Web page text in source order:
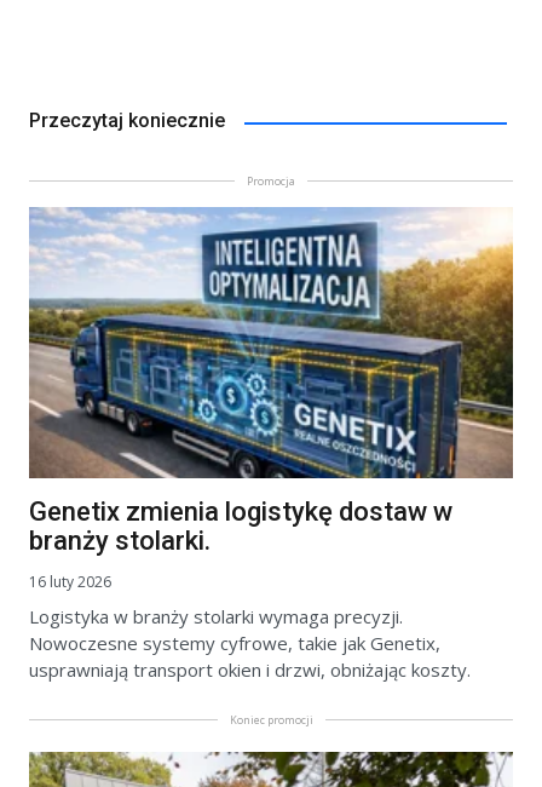
Przeczytaj koniecznie
Promocja
Genetix zmienia logistykę dostaw w
branży stolarki.
16 luty 2026
Logistyka w branży stolarki wymaga precyzji.
Nowoczesne systemy cyfrowe, takie jak Genetix,
usprawniają transport okien i drzwi, obniżając koszty.
Koniec promocji